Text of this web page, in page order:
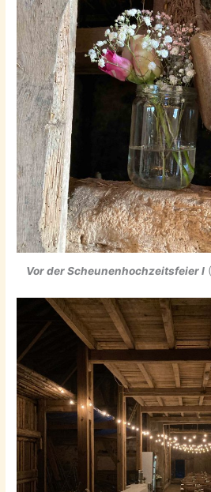
Vor der Scheunenhochzeitsfeier I